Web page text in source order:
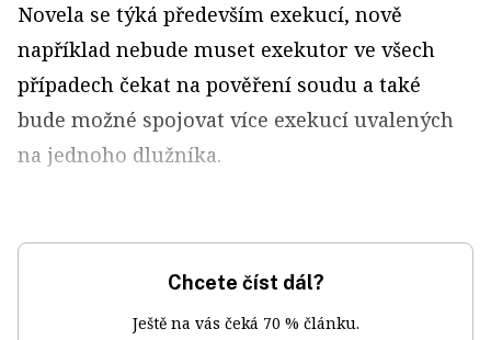
Novela se týká především exekucí, nově
například nebude muset exekutor ve všech
případech čekat na pověření soudu a také
bude možné spojovat více exekucí uvalených
na jednoho dlužníka.
Chcete číst dál?
Ještě na vás čeká 70 % článku.